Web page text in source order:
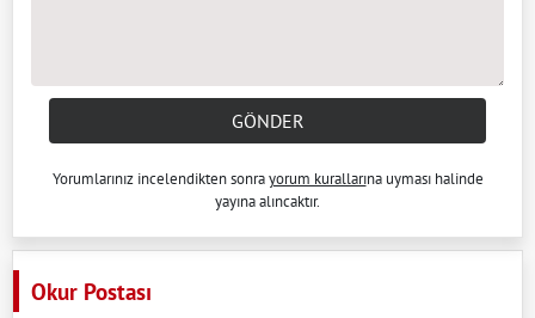
GÖNDER
Yorumlarınız incelendikten sonrayorum kurallarına uyması halinde
yayına alıncaktır.
Okur Postası